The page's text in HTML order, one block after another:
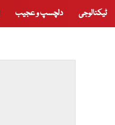
ٹیکنالوجی دلچسپ و عجیب